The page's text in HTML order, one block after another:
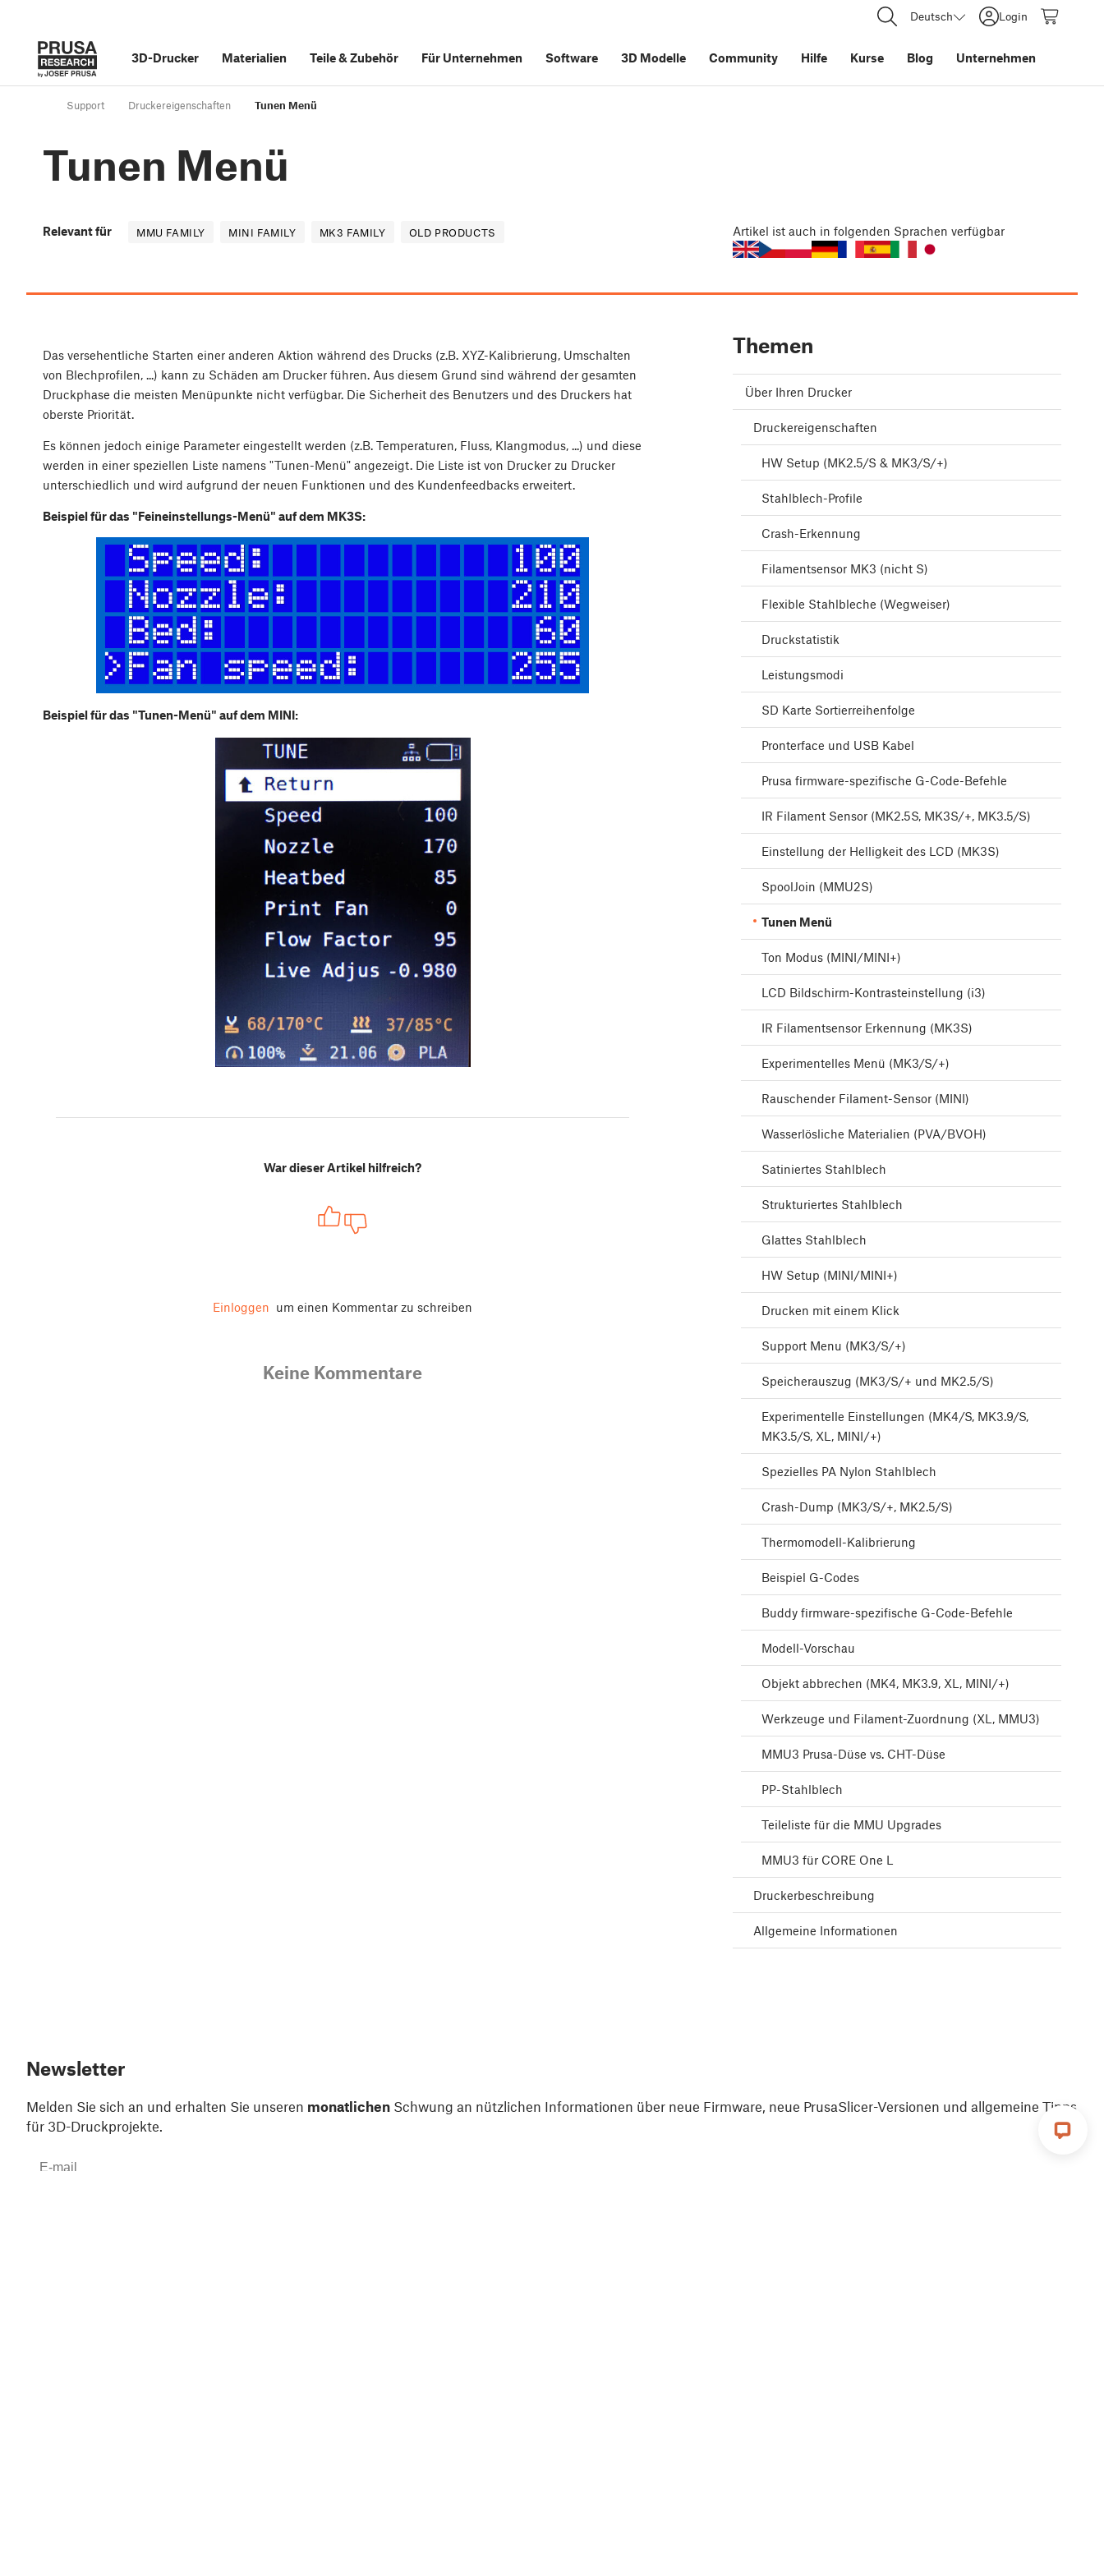
Deutsch Login
3D-Drucker Materialien Teile&Zubehör Für Unternehmen Software 3D Modelle Community Hilfe Kurse Blog Unternehmen
Support Druckereigenschaften Tunen Menü
Tunen Menü
Relevant für MMU FAMILY MINI FAMILY MK3 FAMILY OLD PRODUCTS Artikel ist auch in folgenden Sprachen verfügbar
Das versehentliche Starten einer anderen Aktion während des Drucks (z.B. XYZ-Kalibrierung, Umschalten
von Blechprofilen, ...) kann zu Schäden am Drucker führen. Aus diesem Grund sind während der gesamten
Druckphase die meisten Menüpunkte nicht verfügbar. Die Sicherheit des Benutzers und des Druckers hat
oberste Priorität.
Es können jedoch einige Parameter eingestellt werden (z.B. Temperaturen, Fluss, Klangmodus, ...) und diese
werden in einer speziellen Liste namens "Tunen-Menü" angezeigt. Die Liste ist von Drucker zu Drucker
unterschiedlich und wird aufgrund der neuen Funktionen und des Kundenfeedbacks erweitert.
Beispiel für das "Feineinstellungs-Menü" auf dem MK3S:
Beispiel für das "Tunen-Menü" auf dem MINI:
War dieser Artikel hilfreich?
Einloggen um einen Kommentar zu schreiben
Keine Kommentare
Themen
Über Ihren Drucker
Druckereigenschaften
HW Setup (MK2.5/S & MK3/S/+)
Stahlblech-Profile
Crash-Erkennung
Filamentsensor MK3 (nicht S)
Flexible Stahlbleche (Wegweiser)
Druckstatistik
Leistungsmodi
SD Karte Sortierreihenfolge
Pronterface und USB Kabel
Prusa firmware-spezifische G-Code-Befehle
IR Filament Sensor (MK2.5S, MK3S/+, MK3.5/S)
Einstellung der Helligkeit des LCD (MK3S)
SpoolJoin (MMU2S)
Tunen Menü
Ton Modus (MINI/MINI+)
LCD Bildschirm-Kontrasteinstellung (i3)
IR Filamentsensor Erkennung (MK3S)
Experimentelles Menü (MK3/S/+)
Rauschender Filament-Sensor (MINI)
Wasserlösliche Materialien (PVA/BVOH)
Satiniertes Stahlblech
Strukturiertes Stahlblech
Glattes Stahlblech
HW Setup (MINI/MINI+)
Drucken mit einem Klick
Support Menu (MK3/S/+)
Speicherauszug (MK3/S/+ und MK2.5/S)
Experimentelle Einstellungen (MK4/S, MK3.9/S,
MK3.5/S, XL, MINI/+)
Spezielles PA Nylon Stahlblech
Crash-Dump (MK3/S/+, MK2.5/S)
Thermomodell-Kalibrierung
Beispiel G-Codes
Buddy firmware-spezifische G-Code-Befehle
Modell-Vorschau
Objekt abbrechen (MK4, MK3.9, XL, MINI/+)
Werkzeuge und Filament-Zuordnung (XL, MMU3)
MMU3 Prusa-Düse vs. CHT-Düse
PP-Stahlblech
Teileliste für die MMU Upgrades
MMU3 für CORE One L
Druckerbeschreibung
Allgemeine Informationen
Newsletter
Melden Sie sich an und erhalten Sie unseren monatlichen Schwung an nützlichen Informationen über neue Firmware, neue PrusaSlicer-Versionen und allgemeine Tipps
für 3D-Druckprojekte.